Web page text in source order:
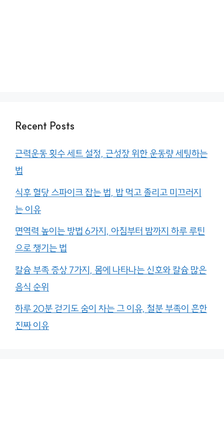
Recent Posts
근력운동 횟수 세트 설정, 근성장 위한 운동량 세팅하는
법
식후 혈당 스파이크 잡는 법, 밥 먹고 졸리고 미끄러지
는 이유
면역력 높이는 방법 6가지, 아침부터 밤까지 하루 루틴
으로 챙기는 법
칼슘 부족 증상 7가지, 몸에 나타나는 신호와 칼슘 많은
음식 순위
하루 20분 걷기도 숨이 차는 그 이유, 철분 부족이 흔한
진짜 이유